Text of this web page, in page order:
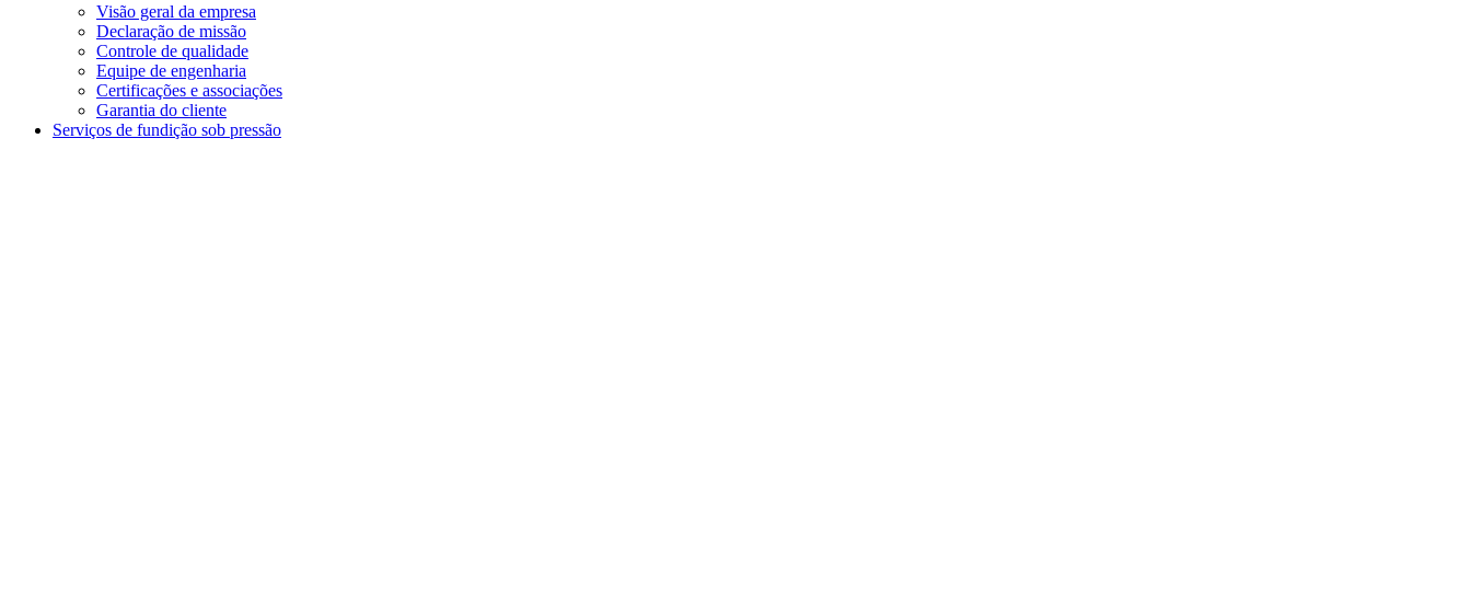
Visão geral da empresa
Declaração de missão
Controle de qualidade
Equipe de engenharia
Certificações e associações
Garantia do cliente
Serviços de fundição sob pressão